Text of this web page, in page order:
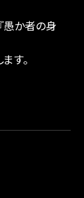
愚か者の身
す。